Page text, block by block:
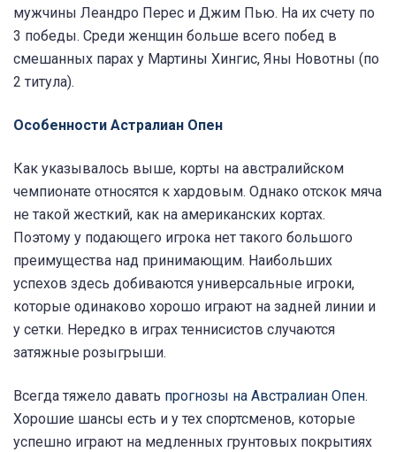
мужчины Леандро Перес и Джим Пью. На их счету по
3 победы. Среди женщин больше всего побед в
смешанных парах у Мартины Хингис, Яны Новотны (по
2 титула).
Особенности Астралиан Опен
Как указывалось выше, корты на австралийском
чемпионате относятся к хардовым. Однако отскок мяча
не такой жесткий, как на американских кортах.
Поэтому у подающего игрока нет такого большого
преимущества над принимающим. Наибольших
успехов здесь добиваются универсальные игроки,
которые одинаково хорошо играют на задней линии и
у сетки. Нередко в играх теннисистов случаются
затяжные розыгрыши.
Всегда тяжело давать прогнозы на Австралиан Опен.
Хорошие шансы есть и у тех спортсменов, которые
успешно играют на медленных грунтовых покрытиях